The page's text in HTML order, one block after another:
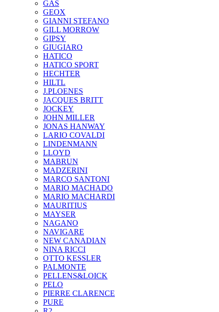
GAS
GEOX
GIANNI STEFANO
GILL MORROW
GIPSY
GIUGIARO
HATICO
HATICO SPORT
HECHTER
HILTL
J.PLOENES
JAСQUES BRITT
JOCKEY
JOHN MILLER
JONAS HANWAY
LARIO COVALDI
LINDENMANN
LLOYD
MABRUN
MADZERINI
MARCO SANTONI
MARIO MACHADO
MARIO MACHARDI
MAURITIUS
MAYSER
NAGANO
NAVIGARE
NEW CANADIAN
NINA RICCI
OTTO KESSLER
PALMONTE
PELLENS&LOICK
PELO
PIERRE CLARENCE
PURE